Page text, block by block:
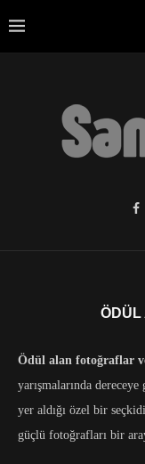
ÖDÜL
Ödül alan fotoğraflar
yarışmalarında
yer aldığı özel bir
güçlü fotoğrafları bir